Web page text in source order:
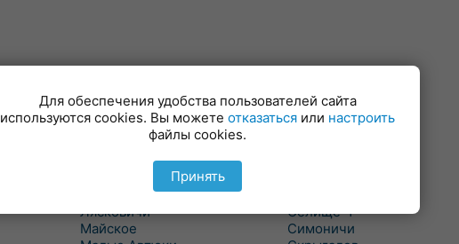
Куритичи
Лельчицы
Лясковичи
Майское
Ровенская Слобода
Рогачев
Селище-1
Симоничи
Для обеспечения удобства пользователей сайта
используются cookies. Вы можете отказаться или настроить
файлы cookies.
Принять